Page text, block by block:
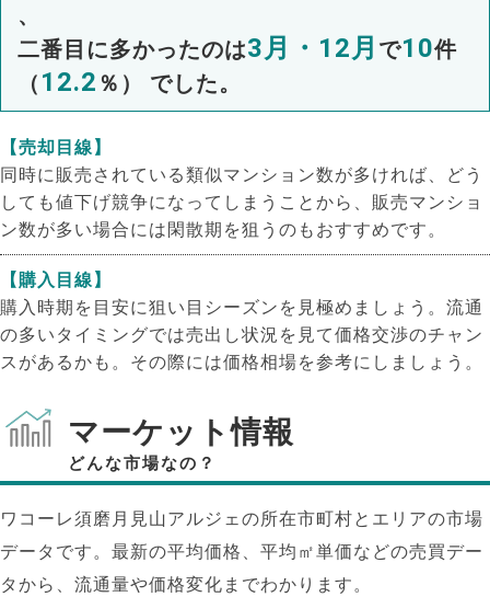
、
二番目に多かったのは3月・12月 で10件
（ 12.2 ％） でした。
【売却目線】
同時に販売されている類似マンション数が多ければ、どう
しても値下げ競争になってしまうことから、販売マンショ
ン数が多い場合には閑散期を狙うのもおすすめです。
【購入目線】
購入時期を目安に狙い目シーズンを見極めましょう。流通
の多いタイミングでは売出し状況を見て価格交渉のチャン
スがあるかも。その際には価格相場を参考にしましょう。
マーケット情報
どんな市場なの？
ワコーレ須磨月見山アルジェの所在市町村とエリアの市場
データです。最新の平均価格、平均㎡単価などの売買デー
タから、流通量や価格変化までわかります。